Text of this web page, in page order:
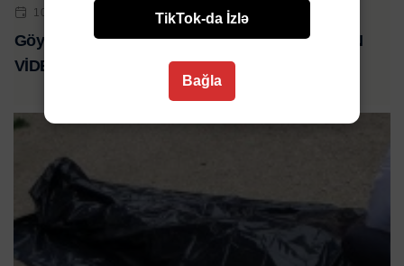
10 IYL 2023 | 16:10
Göyçaydakı dəhşətli qətlin görüntüləri - ANBAAN
VİDEO
TikTok-da İzlə
Bağla